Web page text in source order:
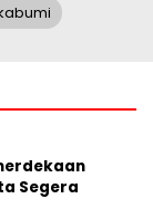
Segera